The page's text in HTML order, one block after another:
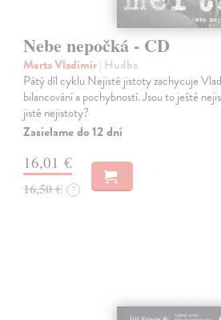
Nebe nepočká - CD
Merta Vladimír| Hudba
Pátý díl cyklu Nejisté jistoty zachycuje
bilancování a pochybností. Jsou to ještě
jisté nejistoty?
Zasielame do 12 dní
16,01 €
16,50 € ?